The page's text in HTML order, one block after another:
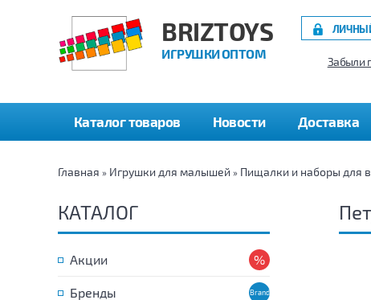
BRIZTOYS
ИГРУШКИ ОПТОМ
Забыли
Каталог товаров Новости Доставка
Главная » Игрушки для малышей » Пищалки и наборы для
КАТАЛОГ
Акции
Бренды